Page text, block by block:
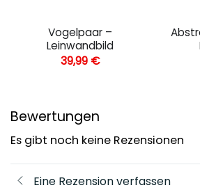
Vogelpaar –
Leinwandbild
39,99 €
Bewertungen
Es gibt noch keine Rezensionen
Eine Rezension verfassen